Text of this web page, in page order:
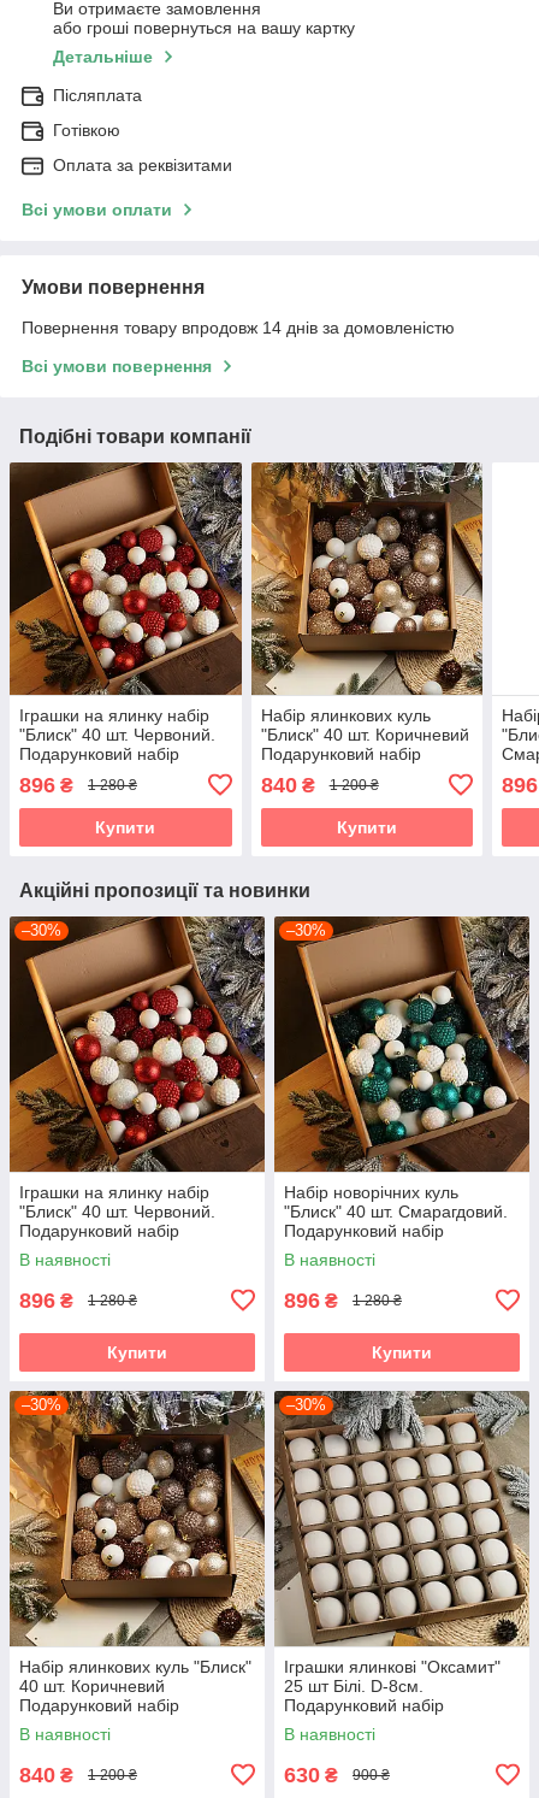
Ви отримаєте замовлення
або гроші повернуться на вашу картку
Детальніше
Післяплата
Готівкою
Оплата за реквізитами
Всі умови оплати
Умови повернення
Повернення товару впродовж 14 днів за домовленістю
Всі умови повернення
Подібні товари компанії
Іграшки на ялинку набір
"Блиск" 40 шт. Червоний.
Подарунковий набір
ялинкових кульок Кульки
на ялинку
896 ₴ 1 280 ₴
Купити
Набір ялинкових куль
"Блиск" 40 шт. Коричневий
Подарунковий набір
новорічних кульок Кульки
на ялинку
840₴ 1 200 ₴
Купити
на
896
Акційні пропозиції та новинки
–30%
Іграшки на ялинку набір
"Блиск" 40 шт. Червоний.
Подарунковий набір
ялинкових кульок Кульки на
ялинку
В наявності
896 ₴ 1 280 ₴
Купити
–30%
Набір новорічних куль
"Блиск" 40 шт. Смарагдовий.
Подарунковий набір
ялинкових кульок Кульки на
ялинку
В наявності
896 ₴ 1 280 ₴
Купити
–30%
Набір ялинкових куль "Блиск"
40 шт. Коричневий
Подарунковий набір
новорічних кульок Кульки на
ялинку
В наявності
840 ₴ 1 200 ₴
–30%
Іграшки ялинкові "Оксамит"
25 шт Білі. D-8см.
Подарунковий набір
ялинкових кульок Кульки на
ялинку
В наявності
630 ₴ 900 ₴